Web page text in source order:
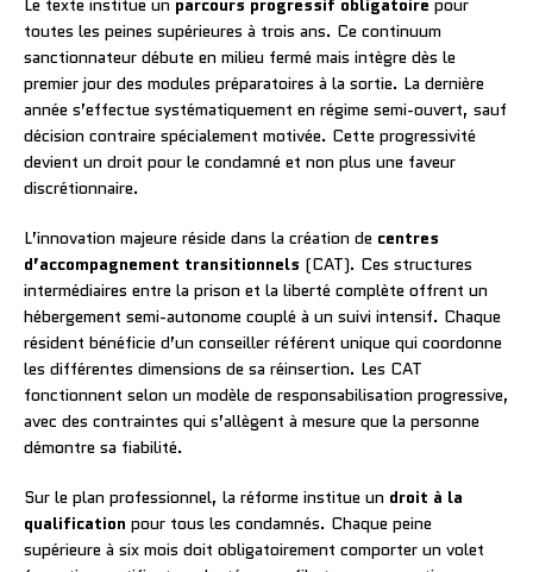
toutes les peines supérieures à trois ans. Ce continuum
sanctionnateur débute en milieu fermé mais intègre dès le
premier jour des modules préparatoires à la sortie. La dernière
année s’effectue systématiquement en régime semi-ouvert, sauf
décision contraire spécialement motivée. Cette progressivité
devient un droit pour le condamné et non plus une faveur
discrétionnaire.
L’innovation majeure réside dans la création de centres
d’accompagnement transitionnels (CAT). Ces structures
intermédiaires entre la prison et la liberté complète offrent un
hébergement semi-autonome couplé à un suivi intensif. Chaque
résident bénéficie d’un conseiller référent unique qui coordonne
les différentes dimensions de sa réinsertion. Les CAT
fonctionnent selon un modèle de responsabilisation progressive,
avec des contraintes qui s’allègent à mesure que la personne
démontre sa fiabilité.
Sur le plan professionnel, la réforme institue un droit à la
qualification pour tous les condamnés. Chaque peine
supérieure à six mois doit obligatoirement comporter un volet